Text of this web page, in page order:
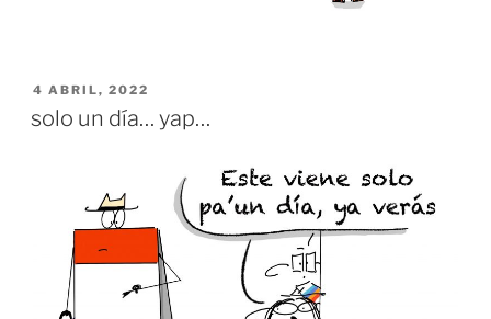
PUBLICADO
4 ABRIL, 2022
solo un día… yap…